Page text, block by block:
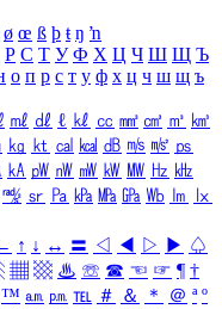
ø œ ß þ ŧ ŋ ŉ
Р С Т У Ф Х Ц Ч Ш Щ Ъ
о п р с т у ф х ц ч ш щ ъ
㎖ ㎗ ℓ ㎘ ㏄ ㎣ ㎤ ㎥ ㎦
㎏ ㏏ ㎈ ㎉ ㏈ ㎧ ㎨ ㎰
㎄ ㎺ ㎻ ㎽ ㎾ ㎿ ㎐ ㎑
㎯ ㏛ ㎩ ㎪ ㎫ ㎬ ㏝ ㏐
㏓
↑ ↓ ↔ 〓 ◁ ◀ ▷ ▶ ♤
▦ ▩ ♨ ☏ ☎ ☜ ☞ ¶ †
™ ㏂ ㏘ ℡ ＃ ＆ ＊ ＠ ª º